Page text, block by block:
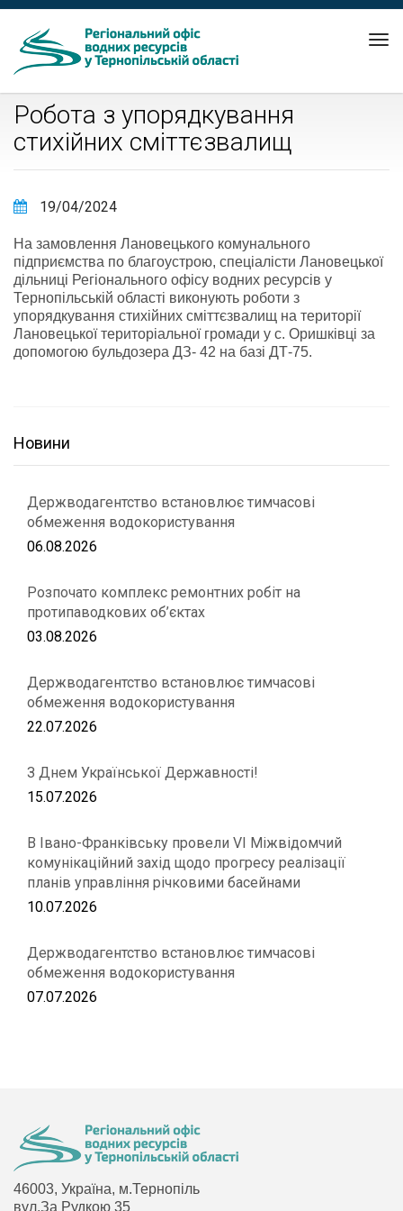
Робота з упорядкування
стихійних сміттєзвалищ
19/04/2024
На замовлення Лановецького комунального
підприємства по благоустрою, спеціалісти Лановецької
дільниці Регіонального офісу водних ресурсів у
Тернопільській області виконують роботи з
упорядкування стихійних сміттєзвалищ на території
Лановецької територіальної громади у с. Оришківці за
допомогою бульдозера ДЗ- 42 на базі ДТ-75.
Новини
Держводагентство встановлює тимчасові
обмеження водокористування
06.08.2026
Розпочато комплекс ремонтних робіт на
протипаводкових об’єктах
03.08.2026
Держводагентство встановлює тимчасові
обмеження водокористування
22.07.2026
З Днем Української Державності!
15.07.2026
В Івано-Франківську провели VІ Міжвідомчий
комунікаційний захід щодо прогресу реалізації
планів управління річковими басейнами
10.07.2026
Держводагентство встановлює тимчасові
обмеження водокористування
07.07.2026
46003, Україна, м.Тернопіль
вул.За Рудкою 35